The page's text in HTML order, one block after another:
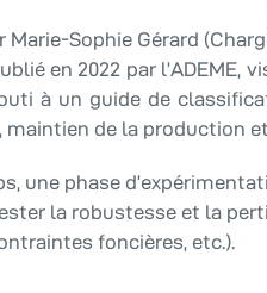
Marie-Sophie Gérard
en 2022 par
à un guide de
maintien de la production
une phase
la robustesse et la
foncières, etc.).